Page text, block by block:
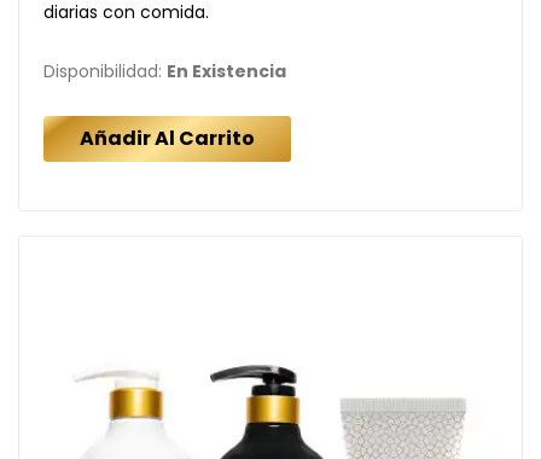
diarias con comida.
Disponibilidad: En Existencia
Añadir Al Carrito